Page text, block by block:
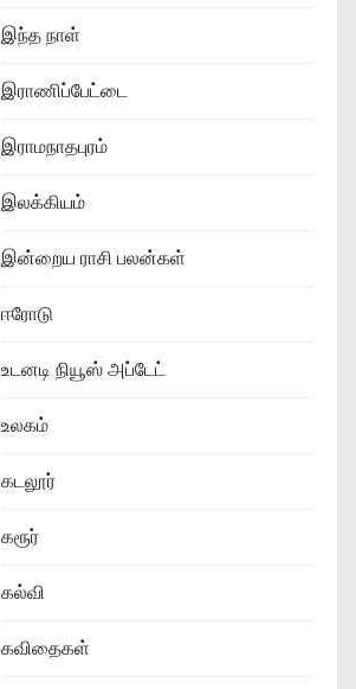
இந்த நாள்
இராணிப்பேட்டை
இராமநாதபுரம்
இலக்கியம்
இன்றைய ராசி பலன்கள்
ஈரோடு
உடனடி நியூஸ் அப்டேட்
உலகம்
கடலூர்
கரூர்
கல்வி
கவிதைகள்